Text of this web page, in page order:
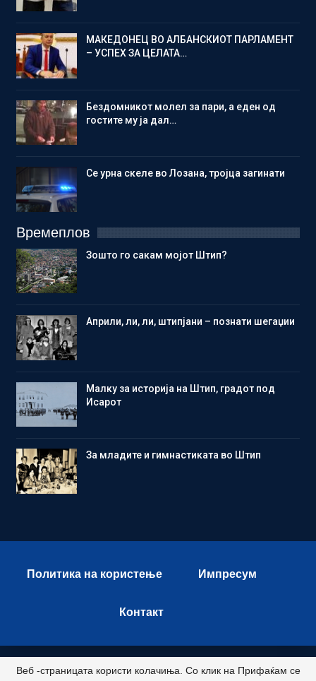
МАКЕДОНЕЦ ВО АЛБАНСКИОТ ПАРЛАМЕНТ
– УСПЕХ ЗА ЦЕЛАТА…
Бездомникот молел за пари, а еден од
гостите му ја дал…
Се урна скеле во Лозана, тројца загинати
Времеплов
Зошто го сакам мојот Штип?
Aприли, ли, ли, штипјани – познати шегаџии
Малку за историја на Штип, градот под
Исарот
Зa младите и гимнастиката во Штип
Политика на користење Импресум
Контакт
© 2026 - Istok Press. All Rights Reserved.
Веб -страницата користи колачиња. Со клик на Прифаќам се